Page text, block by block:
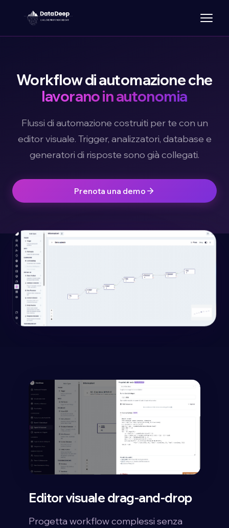
Workflow di automazione che
lavorano in autonomia
Flussi di automazione costruiti per te con un
editor visuale. Trigger, analizzatori, database e
generatori di risposte sono già collegati.
Prenota una demo
Editor visuale drag-and-drop
Progetta workflow complessi senza